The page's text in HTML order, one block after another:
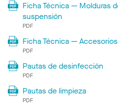
Ficha Técnica — Molduras
suspensión
PDF
Ficha Técnica — Accesorios
PDF
Pautas de desinfección
PDF
Pautas de limpieza
PDF